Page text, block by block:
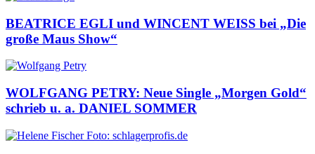
BEATRICE EGLI und WINCENT WEISS bei „Die
große Maus Show“
WOLFGANG PETRY: Neue Single „Morgen Gold“
schrieb u. a. DANIEL SOMMER